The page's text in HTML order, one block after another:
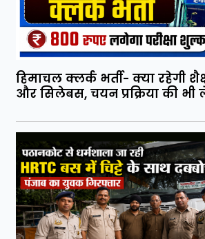
हिमाचल क्लर्क भर्ती- क्या रहेगी
और सिलेबस, चयन प्रक्रिया की भी